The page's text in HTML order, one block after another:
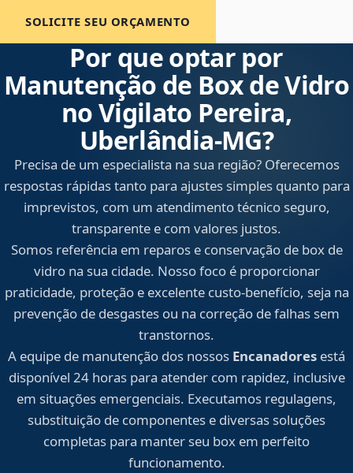
SOLICITE SEU ORÇAMENTO
Por que optar por
Manutenção de Box de Vidro
no Vigilato Pereira,
Uberlândia‑MG?
Precisa de um especialista na sua região? Oferecemos
respostas rápidas tanto para ajustes simples quanto para
imprevistos, com um atendimento técnico seguro,
transparente e com valores justos.
Somos referência em reparos e conservação de box de
vidro na sua cidade. Nosso foco é proporcionar
praticidade, proteção e excelente custo-benefício, seja na
prevenção de desgastes ou na correção de falhas sem
transtornos.
A equipe de manutenção dos nossos Encanadores está
disponível 24 horas para atender com rapidez, inclusive
em situações emergenciais. Executamos regulagens,
substituição de componentes e diversas soluções
completas para manter seu box em perfeito
funcionamento.